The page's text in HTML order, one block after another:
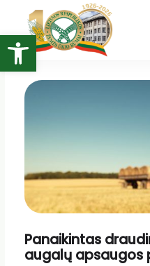
Open toolbar
turinio
Panaikintas
augalų apsaugos